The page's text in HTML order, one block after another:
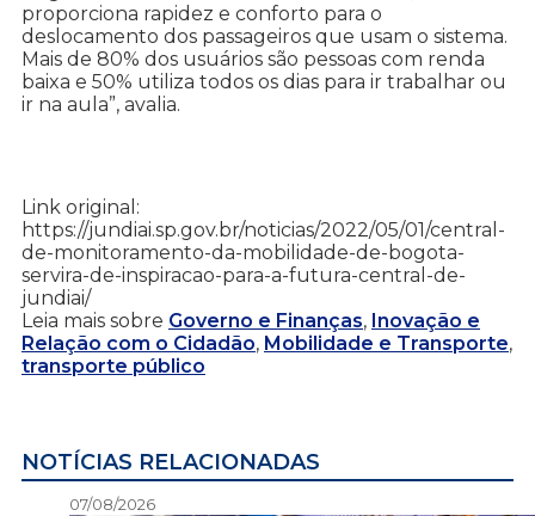
proporciona rapidez e conforto para o
deslocamento dos passageiros que usam o sistema.
Mais de 80% dos usuários são pessoas com renda
baixa e 50% utiliza todos os dias para ir trabalhar ou
ir na aula”, avalia.
Link original:
https://jundiai.sp.gov.br/noticias/2022/05/01/central-
de-monitoramento-da-mobilidade-de-bogota-
servira-de-inspiracao-para-a-futura-central-de-
jundiai/
Leia mais sobre Governo e Finanças, Inovação e
Relação com o Cidadão, Mobilidade e Transporte,
transporte público
NOTÍCIAS RELACIONADAS
07/08/2026